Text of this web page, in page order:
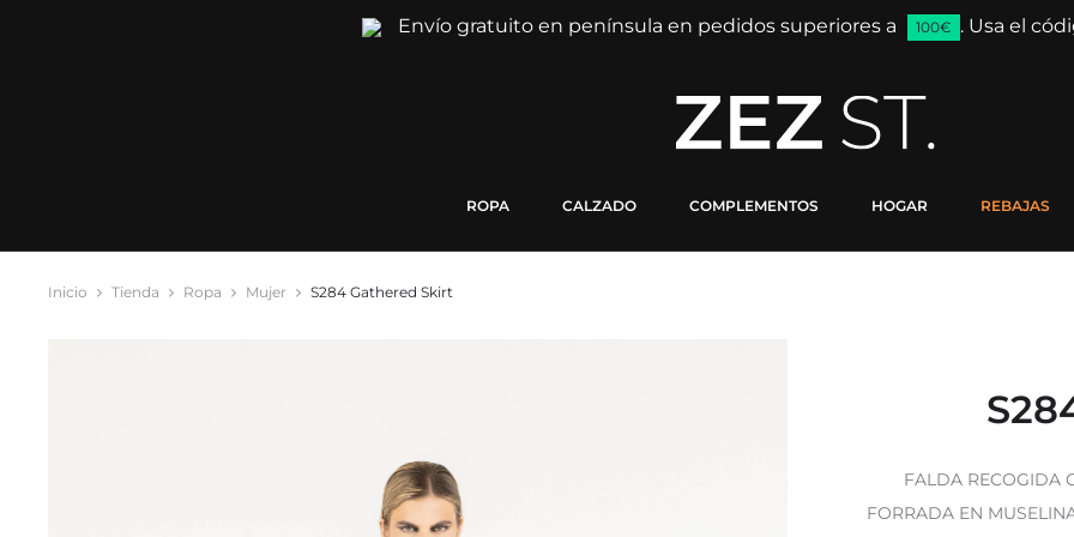
Envío gratuito en península en pedidos superiores a 100€ . Usa el
ROPA CALZADO COMPLEMENTOS HOGAR REBAJAS
Inicio Tienda Ropa Mujer S284 Gathered Skirt
FALDA RECOGIDA
FORRADA EN